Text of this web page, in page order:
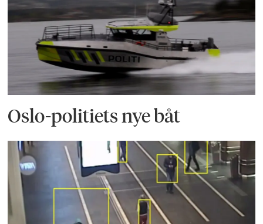
Oslo-politiets nye båt